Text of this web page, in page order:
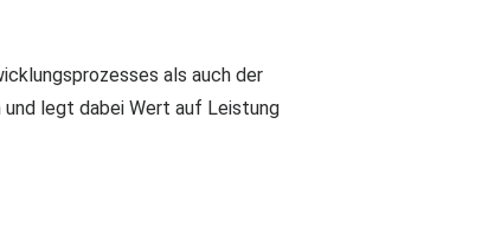
als auch der
legt dabei Wert auf Leistung